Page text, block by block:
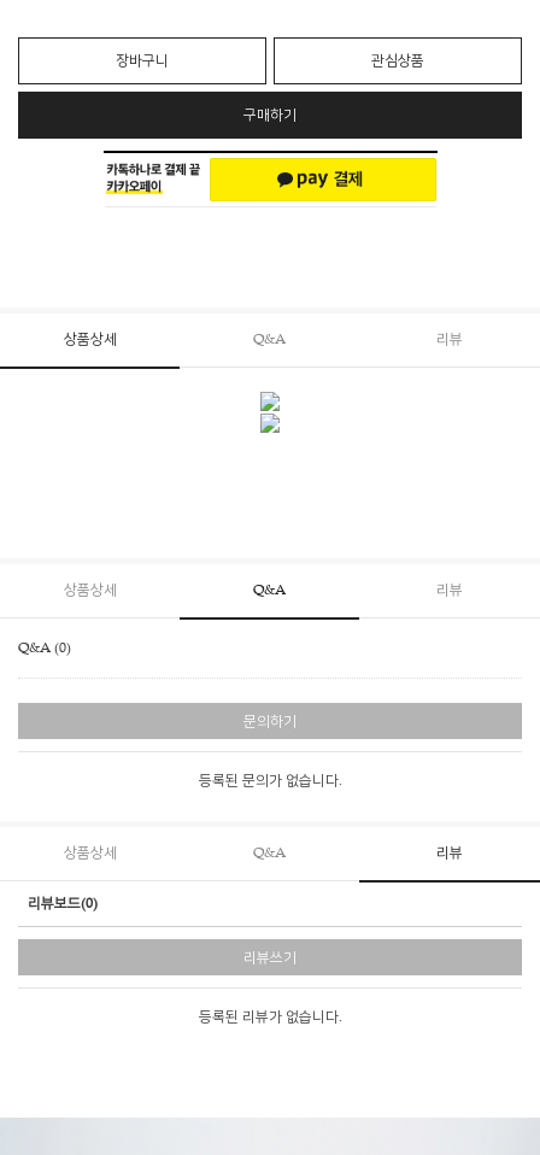
장바구니 관심상품
구매하기
상품상세 Q&A 리뷰
상품상세 Q&A 리뷰
Q&A (0)
문의하기
등록된 문의가 없습니다.
상품상세 Q&A 리뷰
리뷰보드(0)
리뷰쓰기
등록된 리뷰가 없습니다.